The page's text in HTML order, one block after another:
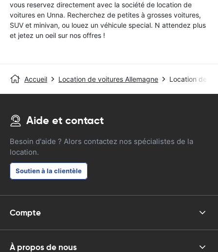
vous reservez directement avec la société de location de
voitures en Unna. Recherchez de petites à grosses voitures,
SUV et minivan, ou louez un véhicule special. N attendez plus
et jetez un oeil sur nos offres !
Accueil Location de voitures Allemagne Location de
Aide et contact
Besoin d'aide ? Alors contactez nos spécialistes de la
location.
Soutien à la clientèle
Compte
À propos de nous